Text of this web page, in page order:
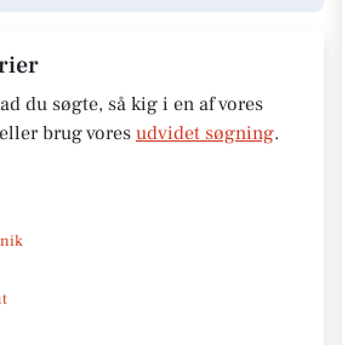
du søgte, så kig i en af vores
brug vores udvidet søgning.